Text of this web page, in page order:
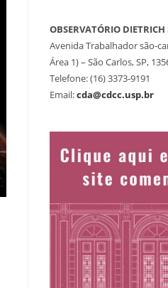
OBSERVATÓRIO DIETRICH
Avenida Trabalhador são-
Área 1) – São Carlos, SP,
Telefone: (16) 3373-9191
Email:cda@cdcc.usp.br